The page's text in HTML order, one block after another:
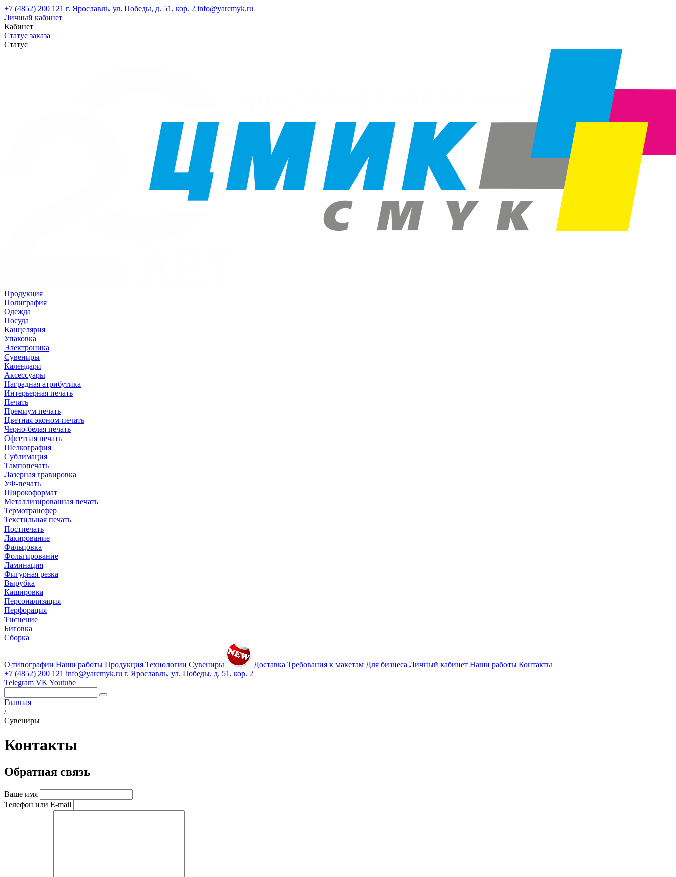
+7 (4852) 200 121 г. Ярославль, ул. Победы, д. 51, кор. 2 info@yarcmyk.ru
Личный кабинет
Кабинет
Статус заказа
Статус
Продукция
Полиграфия
Одежда
Посуда
Канцелярия
Упаковка
Электроника
Сувениры
Календари
Аксессуары
Наградная атрибутика
Интерьерная печать
Печать
Премиум печать
Цветная эконом-печать
Черно-белая печать
Офсетная печать
Шелкография
Сублимация
Тампопечать
Лазерная гравировка
УФ-печать
Широкоформат
Металлизированная печать
Термотрансфер
Текстильная печать
Постпечать
Лакирование
Фальцовка
Фольгирование
Ламинация
Фигурная резка
Вырубка
Кашировка
Персонализация
Перфорация
Тиснение
Биговка
Сборка
О типографии Наши работы Продукция Технологии Сувениры Доставка Требования к макетам Для бизнеса Личный кабинет Наши работы Контакты
+7 (4852) 200 121 info@yarcmyk.ru г. Ярославль, ул. Победы, д. 51, кор. 2
Telegram VK Youtube
Главная
/
Сувениры
Контакты
Обратная связь
Ваше имя
Телефон или E-mail